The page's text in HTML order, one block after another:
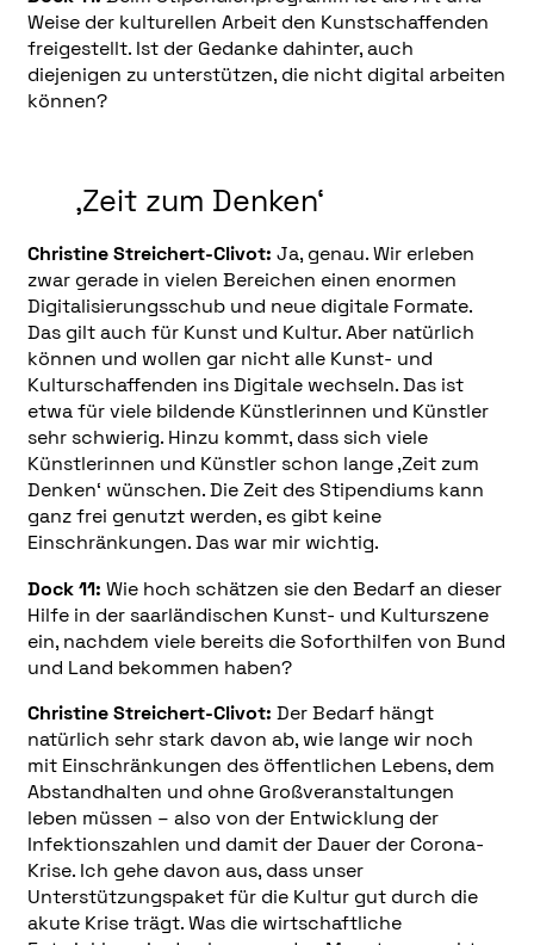
Weise der kulturellen Arbeit den Kunstschaffenden
freigestellt. Ist der Gedanke dahinter, auch
diejenigen zu unterstützen, die nicht digital arbeiten
können?
‚Zeit zum Denken‘
Christine Streichert-Clivot: Ja, genau. Wir erleben
zwar gerade in vielen Bereichen einen enormen
Digitalisierungsschub und neue digitale Formate.
Das gilt auch für Kunst und Kultur. Aber natürlich
können und wollen gar nicht alle Kunst- und
Kulturschaffenden ins Digitale wechseln. Das ist
etwa für viele bildende Künstlerinnen und Künstler
sehr schwierig. Hinzu kommt, dass sich viele
Künstlerinnen und Künstler schon lange ‚Zeit zum
Denken‘ wünschen. Die Zeit des Stipendiums kann
ganz frei genutzt werden, es gibt keine
Einschränkungen. Das war mir wichtig.
Dock 11: Wie hoch schätzen sie den Bedarf an dieser
Hilfe in der saarländischen Kunst- und Kulturszene
ein, nachdem viele bereits die Soforthilfen von Bund
und Land bekommen haben?
Christine Streichert-Clivot: Der Bedarf hängt
natürlich sehr stark davon ab, wie lange wir noch
mit Einschränkungen des öffentlichen Lebens, dem
Abstandhalten und ohne Großveranstaltungen
leben müssen – also von der Entwicklung der
Infektionszahlen und damit der Dauer der Corona-
Krise. Ich gehe davon aus, dass unser
Unterstützungspaket für die Kultur gut durch die
akute Krise trägt. Was die wirtschaftliche